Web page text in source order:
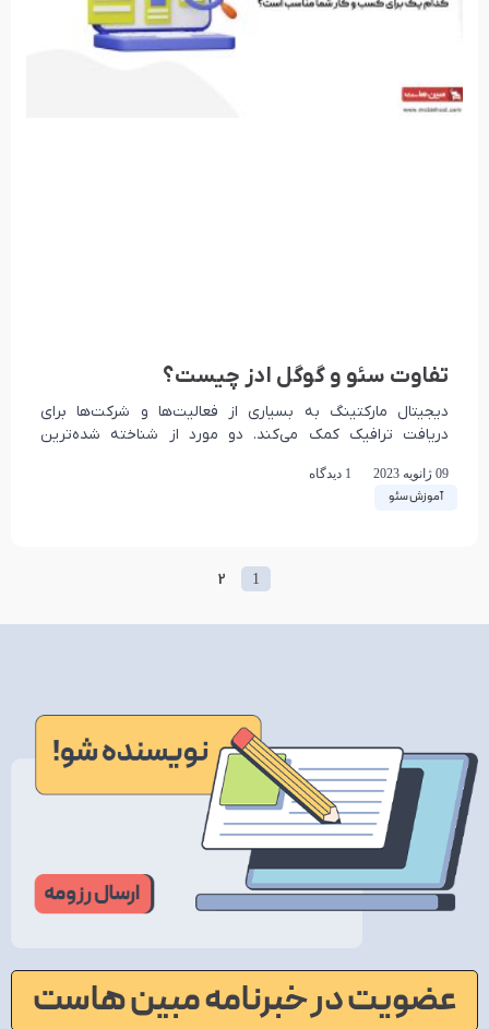
آموزش سئو
تفاوت سئو و گوگل ادز چیست؟
دیجیتال مارکتینگ به بسیاری از فعالیت‌ها و شرکت‌ها برای
دریافت ترافیک کمک می‌کند. دو مورد از شناخته شده‌ترین
09 ژانویه 2023
1
2
عضویت در خبرنامه مبین هاست